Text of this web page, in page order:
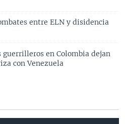
entre ELN y disidencia
en Colombia dejan
con Venezuela